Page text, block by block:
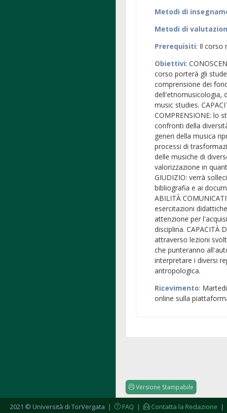
Metodi di
Metodi di
Prerequisiti: Il corso
Obiettivi:
corso porterà gli
comprensione dei
dell'etnomusicologia,
music studies.
COMPRENSIONE: lo
confronti della
generi della musica
processi di
delle musiche di
valorizzazione in
GIUDIZIO: verrà
bibliografia e ai
ABILITÀ
esercitazioni
attenzione per
disciplina. CAPACITÀ
attraverso lezioni
che punteranno
interpretare i diversi
antropologica.
Ricevimento:
online sulla
Versione Stampabile
2021 © Università di TorVergata | FAQ | Contatta la Redazione |